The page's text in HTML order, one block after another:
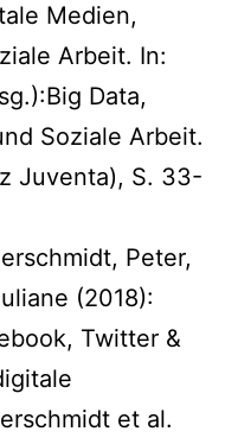
Medien,
Arbeit. In:
Data,
Soziale Arbeit.
Juventa), S. 33-
Peter,
(2018):
Twitter &
et al.